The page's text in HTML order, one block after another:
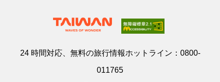
24 時間対応、無料の旅行情報ホットライン： 0800-
011765